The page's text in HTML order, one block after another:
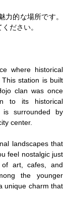
力的な場所です。
ださい。
where historical
station is built
clan was once
to its historical
is surrounded by
center.
landscapes that
feel nostalgic just
of art, cafes, and
the younger
unique charm that